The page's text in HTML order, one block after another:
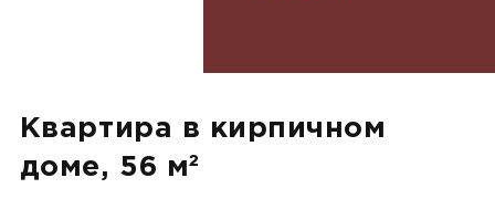
Квартира в кирпичном
доме, 56 м²